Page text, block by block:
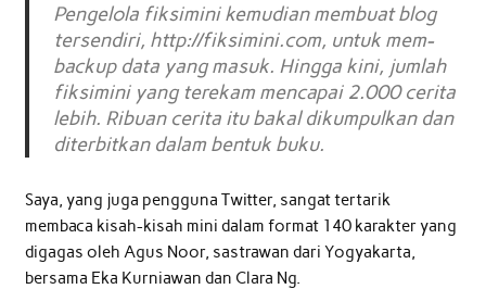
Pengelola fiksimini kemudian membuat blog
tersendiri, http://fiksimini.com, untuk mem-
backup data yang masuk. Hingga kini, jumlah
fiksimini yang terekam mencapai 2.000 cerita
lebih. Ribuan cerita itu bakal dikumpulkan dan
diterbitkan dalam bentuk buku.
Saya, yang juga pengguna Twitter, sangat tertarik
membaca kisah-kisah mini dalam format 140 karakter yang
digagas oleh Agus Noor, sastrawan dari Yogyakarta,
bersama Eka Kurniawan dan Clara Ng.